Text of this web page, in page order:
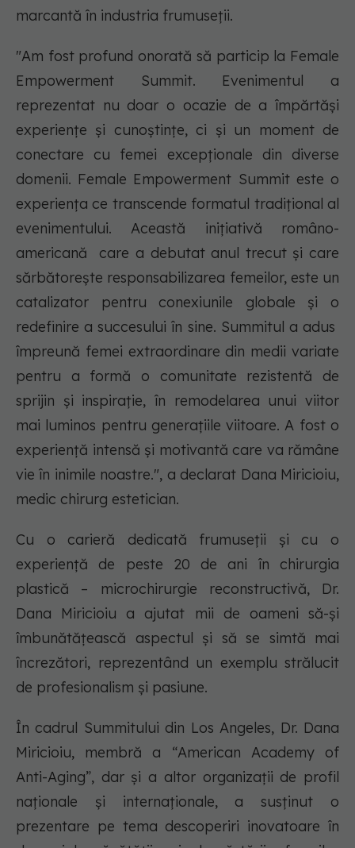
marcantă în industria frumuseții.
"Am fost profund onorată să particip la Female
Empowerment Summit. Evenimentul a
reprezentat nu doar o ocazie de a împărtăși
experiențe și cunoștințe, ci și un moment de
conectare cu femei excepționale din diverse
domenii. Female Empowerment Summit este o
experiența ce transcende formatul tradițional al
evenimentului. Această inițiativă româno-
americană care a debutat anul trecut şi care
sărbătorește responsabilizarea femeilor, este un
catalizator pentru conexiunile globale și o
redefinire a succesului în sine. Summitul a adus
împreună femei extraordinare din medii variate
pentru a formă o comunitate rezistentă de
sprijin și inspirație, în remodelarea unui viitor
mai luminos pentru generațiile viitoare. A fost o
experiență intensă și motivantă care va rămâne
vie în inimile noastre.", a declarat Dana Miricioiu,
medic chirurg estetician.
Cu o carieră dedicată frumuseții și cu o
experiență de peste 20 de ani în chirurgia
plastică – microchirurgie reconstructivă, Dr.
Dana Miricioiu a ajutat mii de oameni să-și
îmbunătățească aspectul și să se simtă mai
încrezători, reprezentând un exemplu strălucit
de profesionalism și pasiune.
În cadrul Summitului din Los Angeles, Dr. Dana
Miricioiu, membră a “American Academy of
Anti-Aging”, dar și a altor organizații de profil
naționale și internaționale, a susținut o
prezentare pe tema descoperiri inovatoare în